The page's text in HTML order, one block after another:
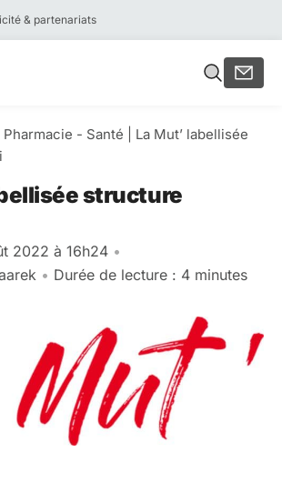
& partenariats
Pharmacie - Santé
La Mut’ labellisée
structure
2022 à 16h24 •
• Durée de lecture : 4 minutes